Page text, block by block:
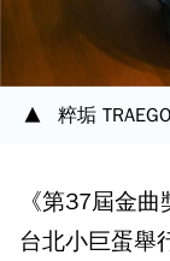
粹垢
《第37屆金
台北小巨蛋舉